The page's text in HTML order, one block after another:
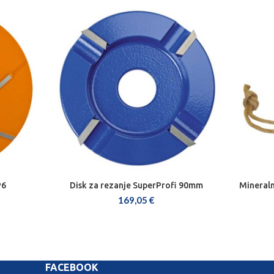
DODAJ U KOŠARICU
Disk za rezanje SuperProfi 90mm
169,05 €
FACEBOOK